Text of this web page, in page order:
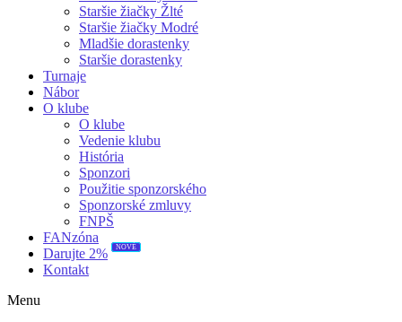
Staršie žiačky Žlté
Staršie žiačky Modré
Mladšie dorastenky
Staršie dorastenky
Turnaje
Nábor
O klube
O klube
Vedenie klubu
História
Sponzori
Použitie sponzorského
Sponzorské zmluvy
FNPŠ
FANzóna
Darujte 2%
NOVÉ
Kontakt
Menu